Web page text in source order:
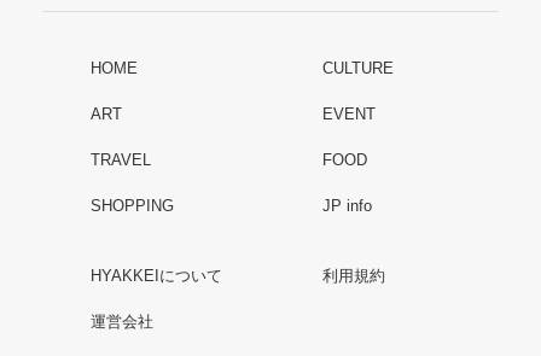
HOME CULTURE
ART EVENT
TRAVEL FOOD
SHOPPING JP info
HYAKKEIについて 利用規約
運営会社